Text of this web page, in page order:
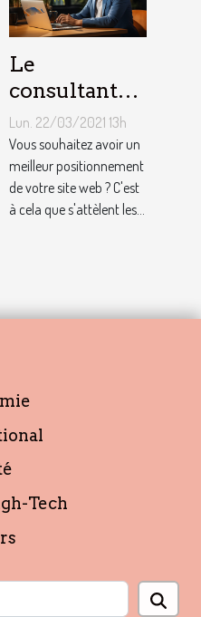
Le
consultant
SEO : que
faut-il savoir
?
Lun. 22/03/2021 13h
Vous souhaitez avoir un
meilleur positionnement
de votre site web ? C'est
à cela que s'attèlent les...
Tech